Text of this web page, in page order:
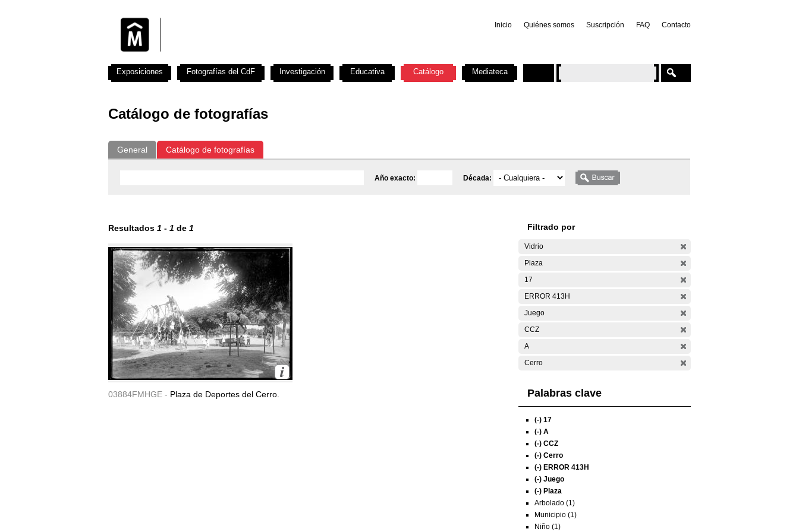
Inicio Quiénes somos Suscripción FAQ Contacto
Catálogo de fotografías
General Catálogo de fotografías
Año exacto: Década:
Resultados 1 - 1 de 1
03884FMHGE - Plaza de Deportes del Cerro.
Filtrado por
Vidrio
Plaza
17
ERROR 413H
Juego
CCZ
A
Cerro
Palabras clave
(-) 17
(-) A
(-) CCZ
(-) Cerro
(-) ERROR 413H
(-) Juego
(-) Plaza
Arbolado (1)
Municipio (1)
Niño (1)
Exposiciones Fotografías del CdF Investigación Educativa Catálogo Mediateca